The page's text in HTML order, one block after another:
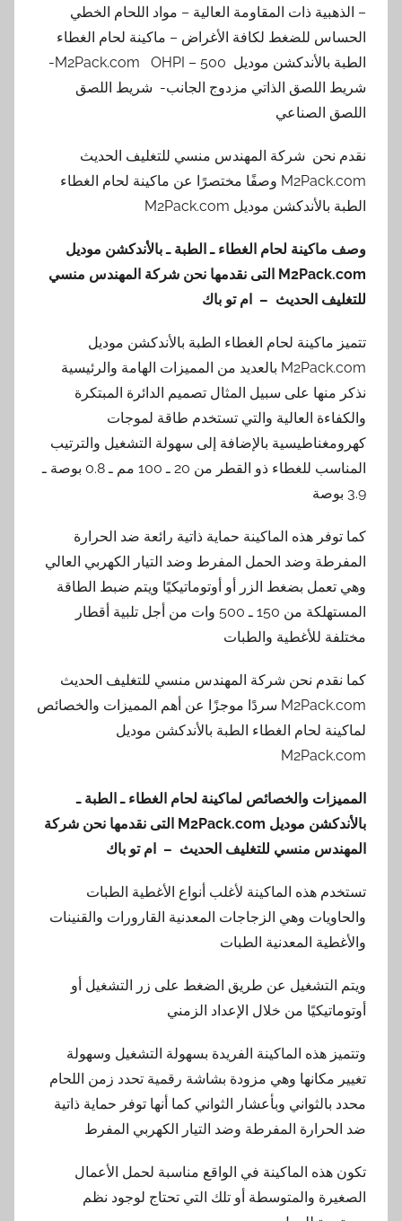
– الذهبية ذات المقاومة العالية – مواد اللحام الخطي
الحساس للضغط لكافة الأغراض – ماكينة لحام الغطاء
الطبة بالأندكشن موديل M2Pack.com OHPI – 500-
شريط اللصق الذاتي مزدوج الجانب- شريط اللصق
اللصق الصناعي
نقدم نحن شركة المهندس منسي للتغليف الحديث
M2Pack.com وصفًا مختصرًا عن ماكينة لحام الغطاء
الطبة بالأندكشن موديل M2Pack.com
وصف ماكينة لحام الغطاء ـ الطبة ـ بالأندكشن موديل
M2Pack.com التى نقدمها نحن شركة المهندس منسي
للتغليف الحديث – ام تو باك
تتميز ماكينة لحام الغطاء الطبة بالأندكشن موديل
M2Pack.com بالعديد من المميزات الهامة والرئيسية
نذكر منها على سبيل المثال تصميم الدائرة المبتكرة
والكفاءة العالية والتي تستخدم طاقة لموجات
كهرومغناطيسية بالإضافة إلى سهولة التشغيل والترتيب
المناسب للغطاء ذو القطر من 20 ـ 100 مم ـ 0.8 بوصة ـ
3.9 بوصة
كما توفر هذه الماكينة حماية ذاتية رائعة ضد الحرارة
المفرطة وضد الحمل المفرط وضد التيار الكهربي العالي
وهي تعمل بضغط الزر أو أوتوماتيكيًا ويتم ضبط الطاقة
المستهلكة من 150 ـ 500 وات من أجل تلبية أقطار
مختلفة للأغطية والطبات
كما نقدم نحن شركة المهندس منسي للتغليف الحديث
M2Pack.com سردًا موجزًا عن أهم المميزات والخصائص
لماكينة لحام الغطاء الطبة بالأندكشن موديل
M2Pack.com
المميزات والخصائص لماكينة لحام الغطاء ـ الطبة ـ
بالأندكشن موديل M2Pack.com
التى نقدمها نحن شركة
المهندس منسي للتغليف الحديث – ام تو باك
تستخدم هذه الماكينة لأغلب أنواع الأغطية الطبات
والحاويات وهي الزجاجات المعدنية القارورات والقنينات
والأغطية المعدنية الطبات
ويتم التشغيل عن طريق الضغط على زر التشغيل أو
أوتوماتيكيًا من خلال الإعداد الزمني
وتتميز هذه الماكينة الفريدة بسهولة التشغيل وسهولة
تغيير مكانها وهي مزودة بشاشة رقمية تحدد زمن اللحام
محدد بالثواني وبأعشار الثواني كما أنها توفر حماية ذاتية
ضد الحرارة المفرطة وضد التيار الكهربي المفرط
تكون هذه الماكينة في الواقع مناسبة لحمل الأعمال
الصغيرة والمتوسطة أو تلك التي تحتاج لوجود نظم